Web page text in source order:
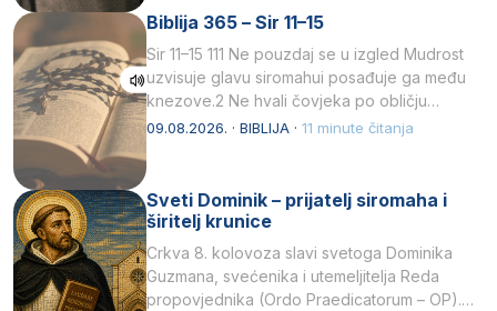
Biblija 365 – Sir 11–15
Sir 11–15 111 Ne pouzdaj se u izgled Mudrost
uzvisuje glavu siromahui posađuje ga među
knezove.2 Ne hvali čovjeka po obličju
njegovui…
09.08.2026. · BIBLIJA · 11 minute čitanja
Sveti Dominik – prijatelj siromaha i
širitelj krunice
Crkva 8. kolovoza slavi svetoga Dominika
Guzmana, svećenika i utemeljitelja Reda
propovjednika (Ordo Praedicatorum – OP).